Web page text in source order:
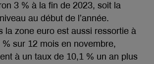
3 % à la fin de 2023, soit la
au début de l’année.
la zone euro est aussi ressortie à
sur 12 mois en novembre,
à un taux de 10,1 % un an plus